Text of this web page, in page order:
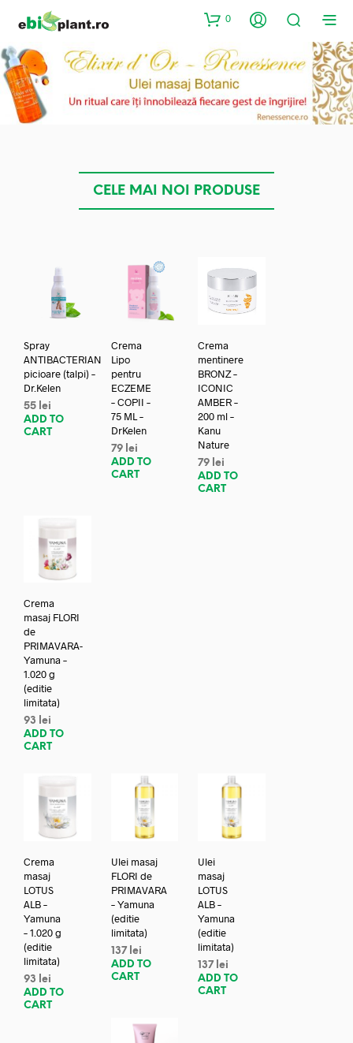
0
CELE MAI NOI PRODUSE
Spray
ANTIBACTERIAN
picioare (talpi) –
Dr.Kelen
55 lei
ADD TO
CART
Crema
Lipo
pentru
ECZEME
– COPII –
75 ML –
DrKelen
79 lei
ADD TO
CART
Crema
mentinere
BRONZ –
ICONIC
AMBER –
200 ml –
Kanu
Nature
79 lei
ADD TO
CART
Crema
masaj FLORI
de
PRIMAVARA-
Yamuna –
1.020 g
(editie
limitata)
93
lei
ADD TO
CART
Crema
masaj
LOTUS
ALB –
Yamuna
– 1.020 g
(editie
limitata)
93
lei
ADD TO
CART
Ulei masaj
FLORI de
PRIMAVARA
– Yamuna
(editie
limitata)
137 lei
ADD TO
CART
Ulei
masaj
LOTUS
ALB –
Yamuna
(editie
limitata)
137 lei
ADD TO
CART